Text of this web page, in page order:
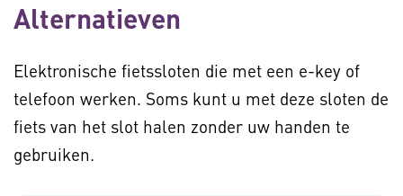
Alternatieven
Elektronische fietssloten die met een e-key of
telefoon werken. Soms kunt u met deze sloten de
fiets van het slot halen zonder uw handen te
gebruiken.